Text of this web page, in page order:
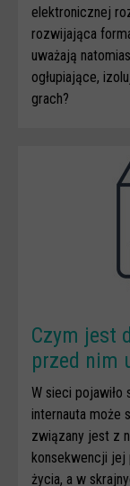
elektronicznej
rozwijająca
uważają
ogłupiające,
grach?
Czym jest
przed nim
W sieci pojawiło
internauta może
związany jest z
konsekwencji jej
życia, a w